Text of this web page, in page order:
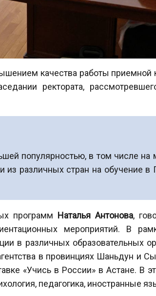
качества работы приемной
ректората,
популярностью, в том числе
из различных стран на обучение в
программ Наталья Антонова,
мероприятий. В
в различных образовательных
в провинциях Шаньдун и
«Учись в России» в Астане. В
педагогика, иностранные